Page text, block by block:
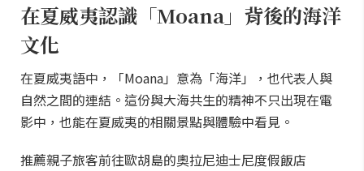
在夏威夷認識「Moana」背後的海洋
文化
在夏威夷語中，「Moana」意為「海洋」，也代表人與
自然之間的連結。這份與大海共生的精神不只出現在電
影中，也能在夏威夷的相關景點與體驗中看見。
推薦親子旅客前往歐胡島的奧拉尼迪士尼度假飯店